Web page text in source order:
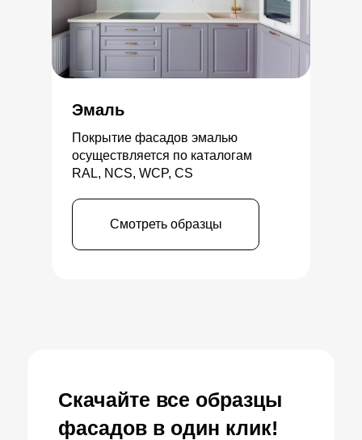
Покрытие фасадов эмалью
осуществляется по каталогам
RAL, NCS, WCP, CS
Эмаль
Смотреть образцы
Скачайте все образцы
фасадов в один клик!